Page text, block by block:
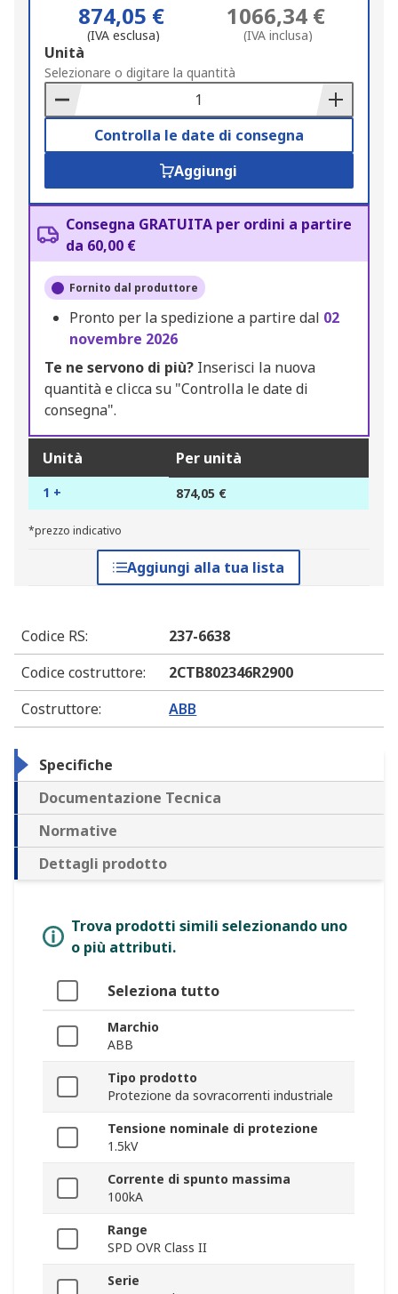
874,05 €
(IVA esclusa)
1066,34 €
(IVA inclusa)
Add
to
Basket
Unità
Selezionare o digitare la quantità
Controlla le date di consegna
Aggiungi
Consegna GRATUITA per ordini a partire
da 60,00 €
Fornito dal produttore
Pronto per la spedizione a partire dal 02
novembre 2026
Te ne servono di più? Inserisci la nuova
quantità e clicca su "Controlla le date di
consegna".
Unità Per unità
1 + 874,05 €
*prezzo indicativo
Aggiungi alla tua lista
Codice RS:
237-6638
Codice costruttore:
2CTB802346R2900
Costruttore: ABB
Specifiche
Documentazione Tecnica
Normative
Dettagli prodotto
Trova prodotti simili selezionando uno
o più attributi.
Seleziona tutto
Marchio
ABB
Tipo prodotto
Protezione da sovracorrenti industriale
Tensione nominale di protezione
1.5kV
Corrente di spunto massima
100kA
Range
SPD OVR Class II
Serie